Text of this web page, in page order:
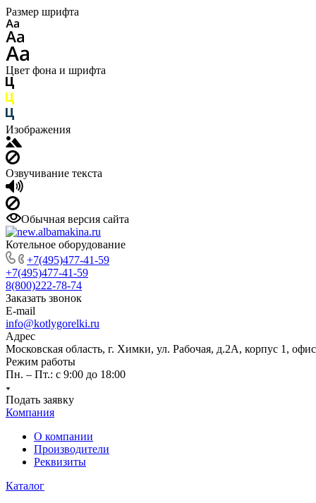
Размер шрифта
Цвет фона и шрифта
Изображения
Озвучивание текста
Обычная версия сайта
Котельное оборудование
+7(495)477-41-59
+7(495)477-41-59
8(800)222-78-74
Заказать звонок
E-mail
info@kotlygorelki.ru
Адрес
Московская область, г. Химки, ул. Рабочая, д.2А, корпус 1,
Режим работы
Пн. – Пт.: с 9:00 до 18:00
Подать заявку
Компания
О компании
Производители
Реквизиты
Каталог